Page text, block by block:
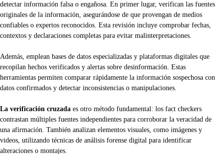
detectar información falsa o engañosa. En primer lugar, verifican las fuentes
originales de la información, asegurándose de que provengan de medios
confiables o expertos reconocidos. Esta revisión incluye comprobar fechas,
contextos y declaraciones completas para evitar malinterpretaciones.
Además, emplean bases de datos especializadas y plataformas digitales que
recopilan hechos verificados y alertas sobre desinformación. Estas
herramientas permiten comparar rápidamente la información sospechosa con
datos confirmados y detectar inconsistencias o manipulaciones.
La verificación cruzada es otro método fundamental: los fact checkers
contrastan múltiples fuentes independientes para corroborar la veracidad de
una afirmación. También analizan elementos visuales, como imágenes y
videos, utilizando técnicas de análisis forense digital para identificar
alteraciones o montajes.